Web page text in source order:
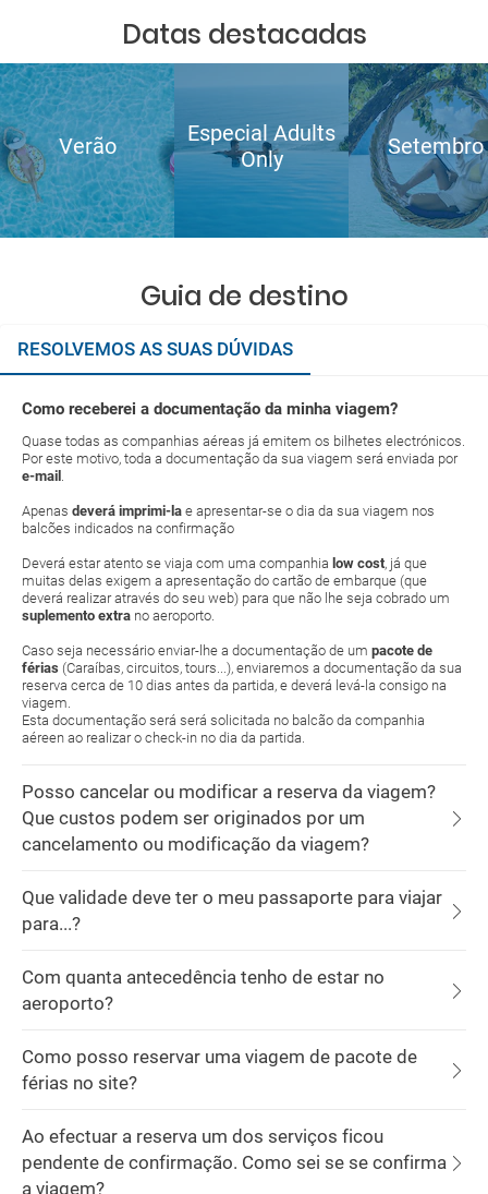
Datas destacadas
Verão
Especial Adults
Only
Setembro
Guia de destino
RESOLVEMOS AS SUAS DÚVIDAS
Como receberei a documentação da minha viagem?
Quase todas as companhias aéreas já emitem os bilhetes electrónicos.
Por este motivo, toda a documentação da sua viagem será enviada por
e-mail .
Apenas deverá imprimi-la e apresentar-se o dia da sua viagem nos
balcões indicados na confirmação
Deverá estar atento se viaja com uma companhia low cost, já que
muitas delas exigem a apresentação do cartão de embarque (que
deverá realizar através do seu web) para que não lhe seja cobrado um
suplemento extra no aeroporto.
Caso seja necessário enviar-lhe a documentação de um pacote de
férias (Caraíbas, circuitos, tours...), enviaremos a documentação da sua
reserva cerca de 10 dias antes da partida, e deverá levá-la consigo na
viagem.
Esta documentação será será solicitada no balcão da companhia
aéreen ao realizar o check-in no dia da partida.
Posso cancelar ou modificar a reserva da viagem?
Que custos podem ser originados por um
cancelamento ou modificação da viagem?
Que validade deve ter o meu passaporte para viajar
para...?
Com quanta antecedência tenho de estar no
aeroporto?
Como posso reservar uma viagem de pacote de
férias no site?
Ao efectuar a reserva um dos serviços ficou
pendente de confirmação. Como sei se se confirma
a viagem?